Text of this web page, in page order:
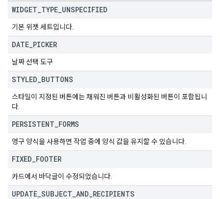
WIDGET TYPE UNSPECIFIED
기본 위젯 세트입니다.
DATE PICKER
날짜 선택 도구
STYLED BUTTONS
스타일이 지정된 버튼에는 채워진 버튼과 비활성화된 버튼이 포함됩니
다.
PERSISTENT FORMS
영구 양식을 사용하면 작업 중에 양식 값을 유지할 수 있습니다.
FIXED FOOTER
카드에서 바닥글이 수정되었습니다.
UPDATE SUBJECT AND RECIPIENTS